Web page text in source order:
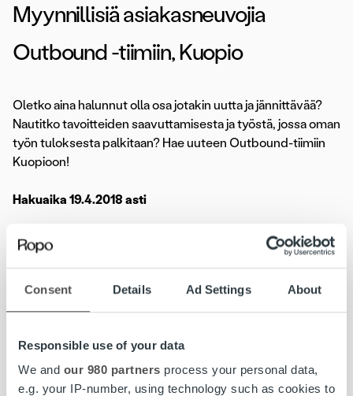
Consent Details Ad Settings About
Responsible use of your data
We and our 980 partners process your personal data,
e.g. your IP-number, using technology such as cookies to
Myynnillisiä asiakasneuvojia
Outbound -tiimiin, Kuopio
Oletko aina halunnut olla osa jotakin uutta ja jännittävää?
Nautitko tavoitteiden saavuttamisesta ja työstä, jossa oman
työn tuloksesta palkitaan? Hae uuteen Outbound-tiimiin
Kuopioon!
Hakuaika 19.4.2018 asti
Lue koko ilmoitus»
Lasku on iloinen asia. Kun yritys saa myymästään tavarasta
tai palvelusta rahansa, pyörii yrityksen lisäksi koko
laskutuksesta kokonaisuutena. Joka 6. Suomessa lähtevä
lasku välitetään meidän kauttamme ja kuukausittain yli 8
000 yritystä luottaa palveluihimme. Vahvuutemme